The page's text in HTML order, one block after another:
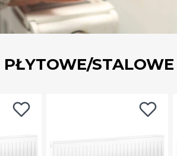
PŁYTOWE/STALOWE